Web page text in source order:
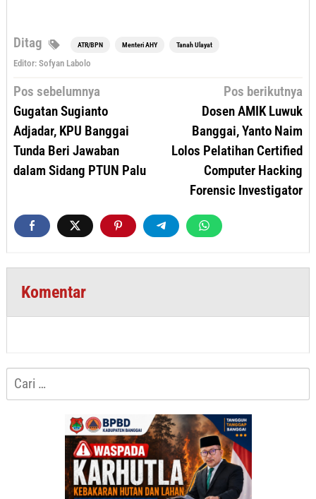
Ditag ATR/BPN Menteri AHY Tanah Ulayat
Editor: Sofyan Labolo
Navigasi
pos
Pos sebelumnya
Gugatan Sugianto
Adjadar, KPU Banggai
Tunda Beri Jawaban
dalam Sidang PTUN Palu
Pos berikutnya
Dosen AMIK Luwuk
Banggai, Yanto Naim
Lolos Pelatihan Certified
Computer Hacking
Forensic Investigator
Komentar
Cari
untuk: